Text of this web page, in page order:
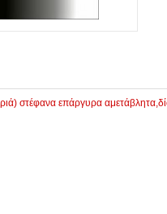
στέφανα επάργυρα